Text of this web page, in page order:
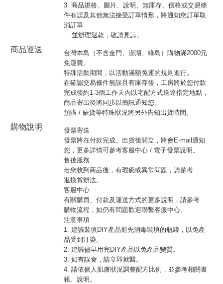
3. 商品規格、圖片、說明、無庫存、價格或交易條
件有誤及其他無法接受訂單情形，將通知您訂單取
消訂單
並辦理退款，敬請見諒。
商品運送
台灣本島（不含金門、澎湖、綠島）購物滿2000元
免運費。
特殊活動期間，以活動滿額免運的規則進行。
在確認交易條件無誤且有庫存後，工房將於您付款
完成後約1-3個工作天內以宅配方式送達指定地點，
商品寄出後將同步以簡訊通知您。
預購 / 缺貨等特殊狀況將另外告知出貨時間。
購物說明
發票寄送
發票將在付款完成、出貨後開立，將會E-mail通知
您，更多詳情可參考客服中心 / 電子發票說明 。
售後服務
若您收到商品後，有瑕疵或異常問題，請參考
退換貨辦法。
客服中心
有關購買、付款及運送方式的更多說明，請參考
購物流程 ，如仍有問題歡迎聯繫客服中心。
注意事項
1. 建議裝填DIY產品前先消毒裝填的瓶罐，以免產
品受到汙染。
2. 建議儘早用完DIY產品以免產品變質。
3. 如有誤食，請立即就醫。
4. 請依個人肌膚狀況調整配方比例，並參考相關書
籍、說明。